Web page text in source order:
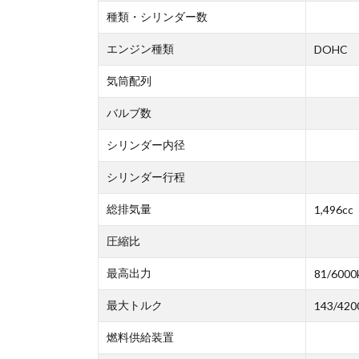
種類・シリンダー数
エンジン種類 DOHC
気筒配列
バルブ数
シリンダー内径
シリンダー行程
総排気量 1,496cc
圧縮比
最高出力 81/
最大トルク 143/
燃料供給装置